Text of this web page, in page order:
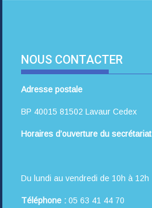
NOUS CONTACTER
Adresse postale
BP 40015 81502 Lavaur Cedex
Horaires d’ouverture du secrétariat
Du lundi au vendredi de 10h à 12h
Téléphone : 05 63 41 44 70